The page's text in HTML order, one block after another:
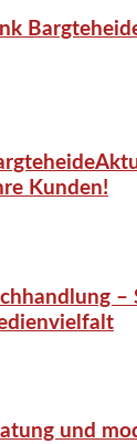
Kunden!
und